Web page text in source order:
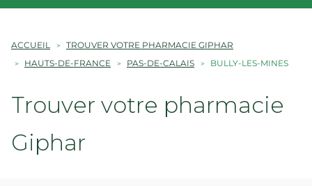
ACCUEIL
TROUVER VOTRE PHARMACIE GIPHAR
HAUTS-DE-FRANCE
PAS-DE-CALAIS BULLY-LES-MINES
Trouver votre pharmacie
Giphar